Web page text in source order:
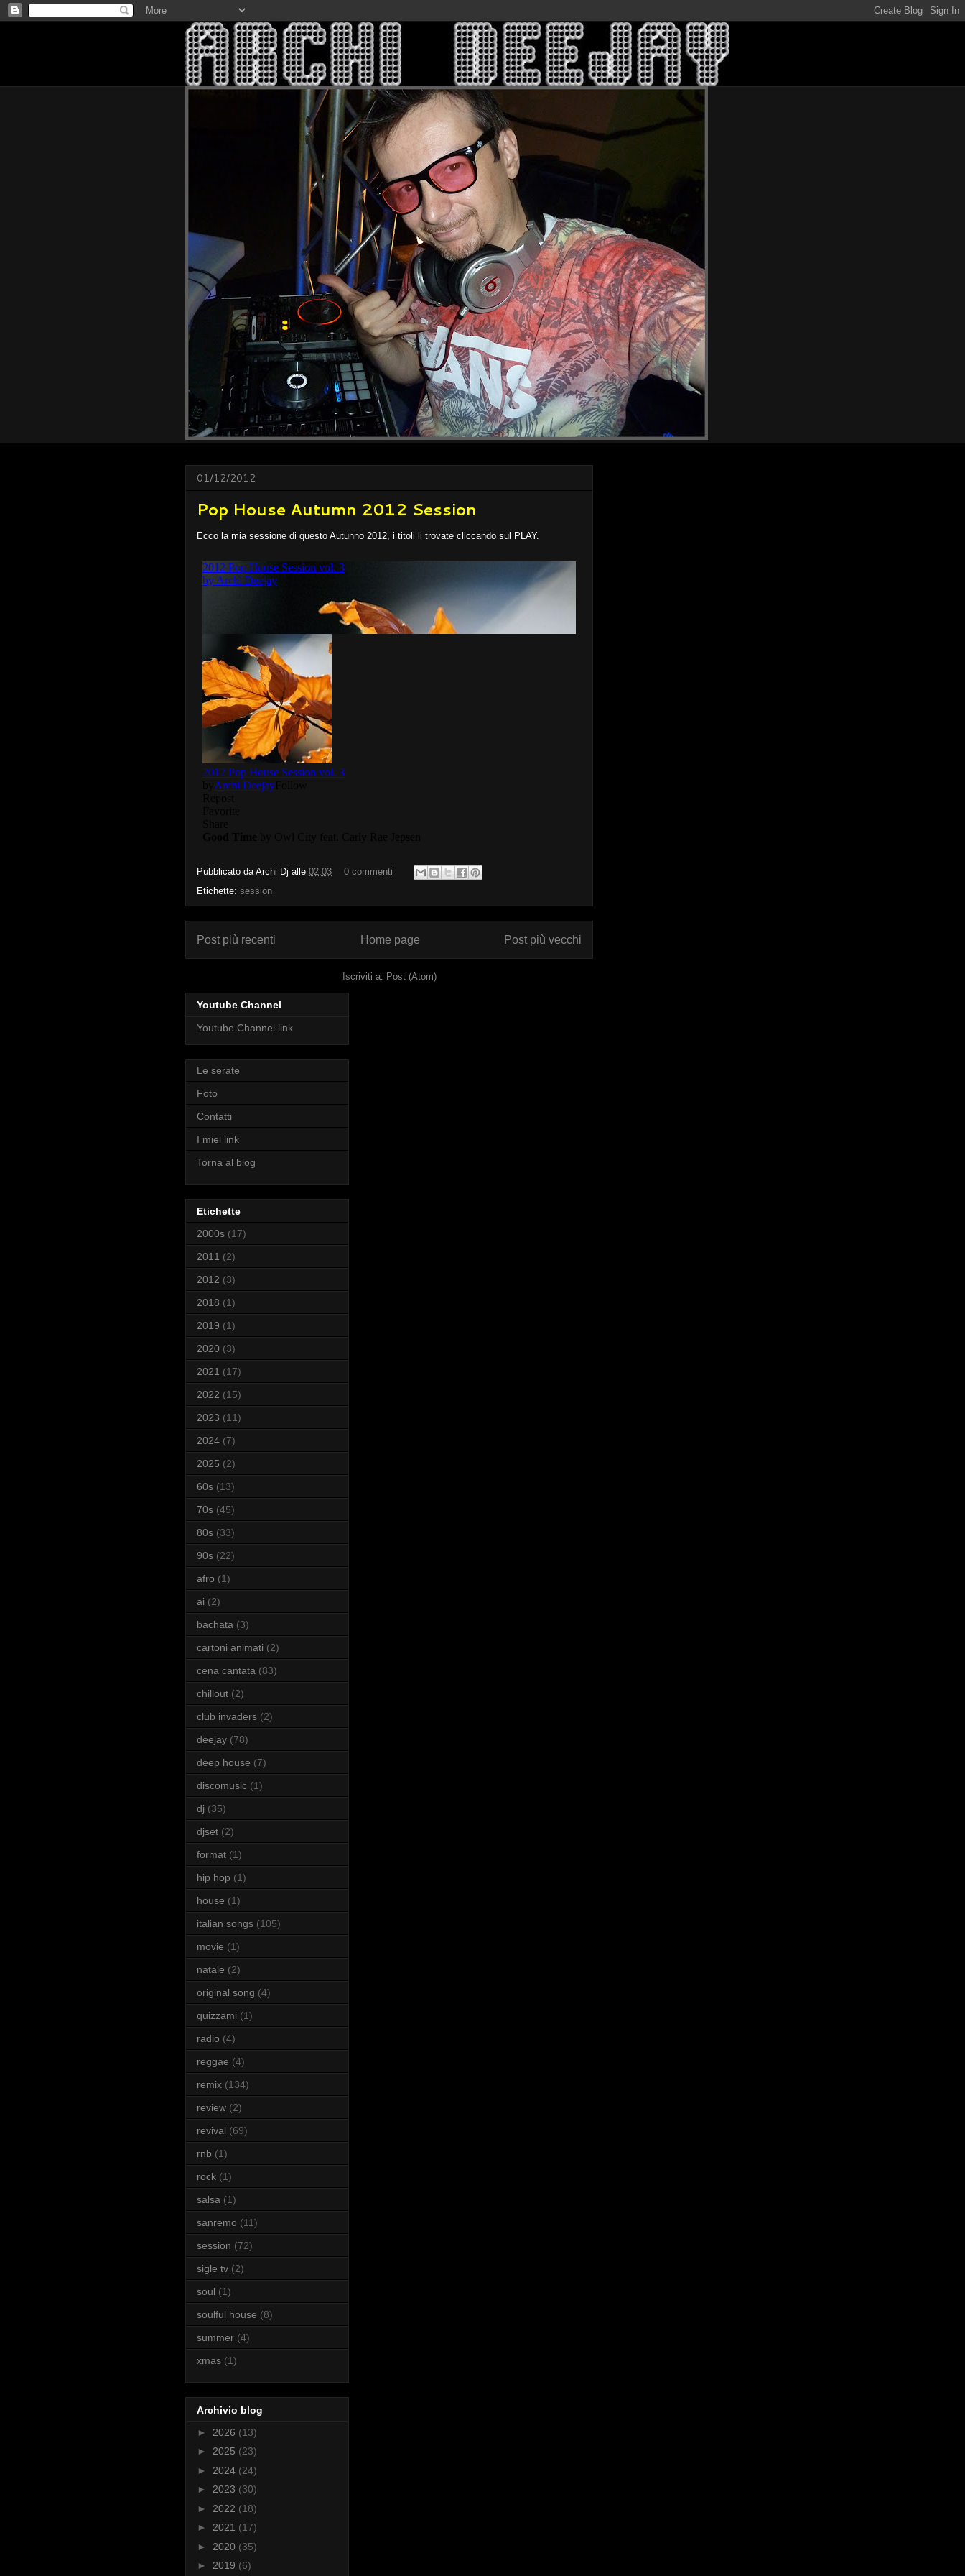
01/12/2012
Pop House Autumn 2012 Session
Ecco la mia sessione di questo Autunno 2012, i titoli li trovate cliccando sul PLAY.
Pubblicato daArchi Dj alle 02:03
0 commenti
Etichette: session
Post più recenti Post più vecchi
Home page
Iscriviti a: Post (Atom)
Youtube Channel
Youtube Channel link
Le serate
Foto
Contatti
I miei link
Torna al blog
Etichette
2000s (17)
2011 (2)
2012 (3)
2018 (1)
2019 (1)
2020 (3)
2021 (17)
2022 (15)
2023 (11)
2024 (7)
2025 (2)
60s (13)
70s (45)
80s (33)
90s (22)
afro (1)
ai (2)
bachata (3)
cartoni animati (2)
cena cantata (83)
chillout (2)
club invaders (2)
deejay (78)
deep house (7)
discomusic (1)
dj (35)
djset (2)
format (1)
hip hop (1)
house (1)
italian songs (105)
movie (1)
natale (2)
original song (4)
quizzami (1)
radio (4)
reggae (4)
remix (134)
review (2)
revival (69)
rnb (1)
rock (1)
salsa (1)
sanremo (11)
session (72)
sigle tv (2)
soul (1)
soulful house (8)
summer (4)
xmas (1)
Archivio blog
► 2026 (13)
► 2025 (23)
► 2024 (24)
► 2023 (30)
► 2022 (18)
► 2021 (17)
► 2020 (35)
► 2019 (6)